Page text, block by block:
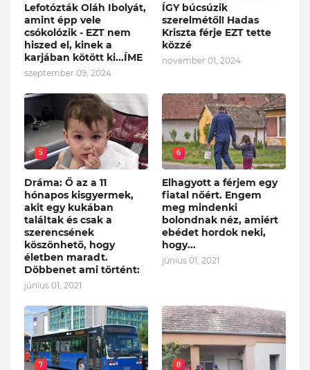
Lefotózták Oláh Ibolyát,
amint épp vele
csókolózik - EZT nem
hiszed el, kinek a
karjában kötött ki...ÍME
szeptember 09, 2024
ÍGY búcsúzik
szerelmétől! Hadas
Kriszta férje EZT tette
közzé
november 01, 2024
5
Dráma: Ő az a 11
hónapos kisgyermek,
akit egy kukában
találtak és csak a
szerencsének
köszönhető, hogy
életben maradt.
Döbbenet ami történt:
június 01, 2021
6
Elhagyott a férjem egy
fiatal nőért. Engem
meg mindenki
bolondnak néz, amiért
ebédet hordok neki,
hogy...
június 01, 2021
7 8